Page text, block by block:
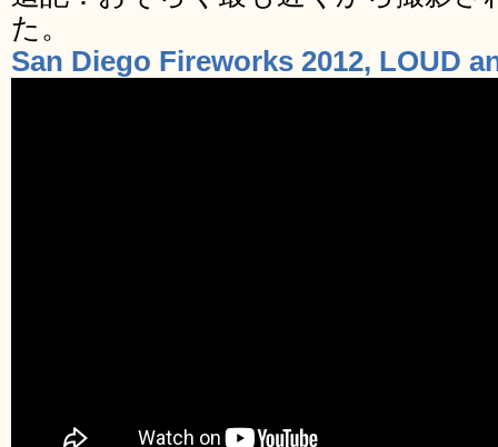
た。
San Diego Fireworks 2012, LOUD